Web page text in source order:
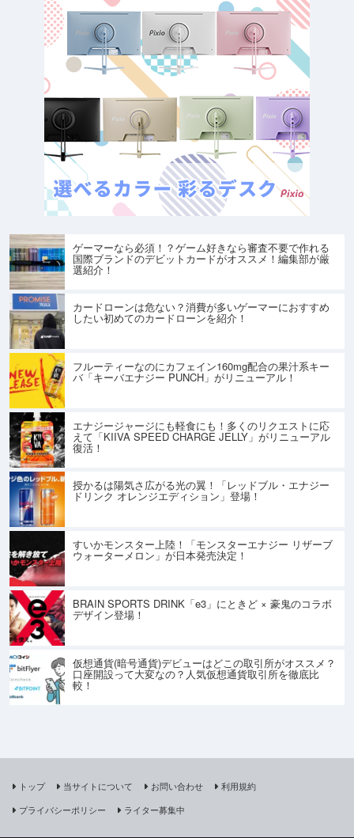
ゲーマーなら必須！？ゲーム好きなら審査不要で作れる
国際ブランドのデビットカードがオススメ！編集部が厳
選紹介！
カードローンは危ない？消費が多いゲーマーにおすすめ
したい初めてのカードローンを紹介！
フルーティーなのにカフェイン160mg配合の果汁系キー
バ「キーバエナジー PUNCH」がリニューアル！
エナジージャージにも軽食にも！多くのリクエストに応
えて「KIIVA SPEED CHARGE JELLY」がリニューアル
復活！
授かるは陽気さ広がる光の翼！「レッドブル・エナジー
ドリンク オレンジエディション」登場！
すいかモンスター上陸！「モンスターエナジー リザーブ
ウォーターメロン」が日本発売決定！
BRAIN SPORTS DRINK「e3」にときど × 豪鬼のコラボ
デザイン登場！
仮想通貨(暗号通貨)デビューはどこの取引所がオススメ？
口座開設って大変なの？人気仮想通貨取引所を徹底比
較！
トップ 当サイトについて お問い合わせ
利用規約
プライバシーポリシー
ライター募集中